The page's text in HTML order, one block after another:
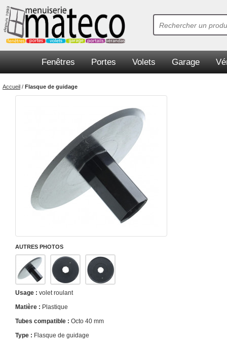
Fenêtres Portes Volets Garage
Accueil / Flasque de guidage
AUTRES PHOTOS
Usage : volet roulant
Matière : Plastique
Tubes compatible : Octo 40 mm
Type : Flasque de guidage